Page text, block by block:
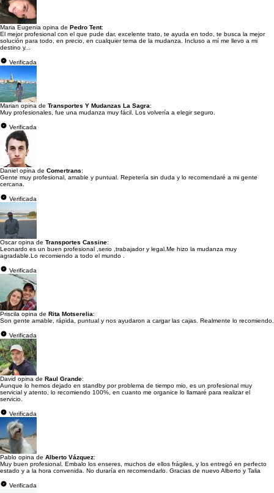
Maria Eugenia opina de Pedro Tent:
El mejor profesional con el que pude dar, excelente trato, te ayuda en todo, te busca la mejor
solución para todo, en precio, en cualquier tema de la mudanza. Incluso a mí me llevo a mi
destino y...
Verificada
Marian opina de Transportes Y Mudanzas La Sagra:
Muy profesionales, fue una mudanza muy fácil. Los volvería a elegir seguro.
Verificada
Daniel opina de Comertrans:
Gente muy profesional, amable y puntual. Repetería sin duda y lo recomendaré a mi gente
cercana.
Verificada
Oscar opina de Transportes Cassine:
Leonardo es un buen profesional ,serio ,trabajador y legal.Me hizo la mudanza muy
agradable.Lo recomiendo a todo el mundo .
Verificada
Priscila opina de Rita Motserelia:
Son gente amable, rápida, puntual y nos ayudaron a cargar las cajas. Realmente lo recomiendo.
Verificada
David opina de Raul Grande:
Aunque lo hemos dejado en standby por problema de tiempo mio, es un profesional muy
servicial y atento, lo recomiendo 100%, en cuanto me organice lo llamaré para realizar el
servicio.
Verificada
Pablo opina de Alberto Vázquez:
Muy buen profesional. Embalo los enseres, muchos de ellos frágiles, y los entregó en perfecto
estado y a la hora convenida. No duraría en recomendarlo. Gracias de nuevo Alberto y Talia
Verificada